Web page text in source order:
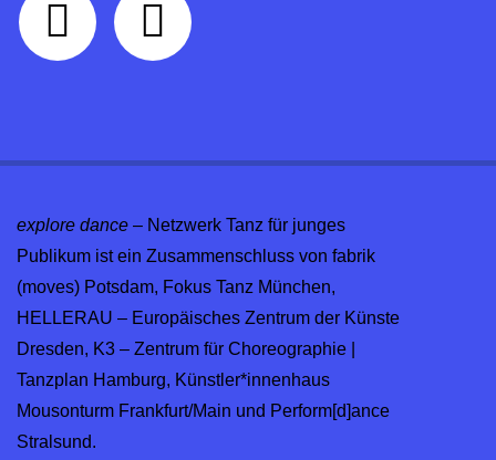
explore dance – Netzwerk Tanz für junges
Publikum ist ein Zusammenschluss von fabrik
(moves) Potsdam, Fokus Tanz München,
HELLERAU – Europäisches Zentrum der Künste
Dresden, K3 – Zentrum für Choreographie |
Tanzplan Hamburg, Künstler*innenhaus
Mousonturm Frankfurt/Main und Perform[d]ance
Stralsund.